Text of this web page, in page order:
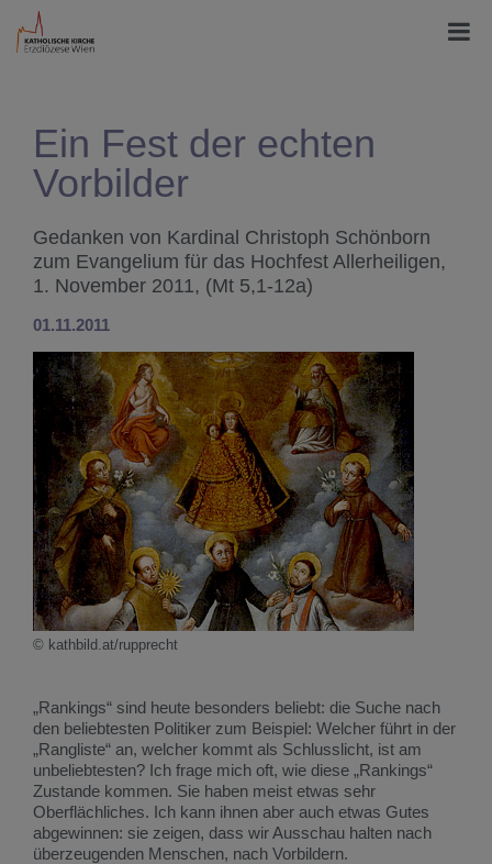
Ein Fest der echten
Vorbilder
Gedanken von Kardinal Christoph Schönborn
zum Evangelium für das Hochfest Allerheiligen,
1. November 2011, (Mt 5,1-12a)
01.11.2011
© kathbild.at/rupprecht
„Rankings“ sind heute besonders beliebt: die Suche nach
den beliebtesten Politiker zum Beispiel: Welcher führt in der
„Rangliste“ an, welcher kommt als Schlusslicht, ist am
unbeliebtesten? Ich frage mich oft, wie diese „Rankings“
Zustande kommen. Sie haben meist etwas sehr
Oberflächliches. Ich kann ihnen aber auch etwas Gutes
abgewinnen: sie zeigen, dass wir Ausschau halten nach
überzeugenden Menschen, nach Vorbildern.